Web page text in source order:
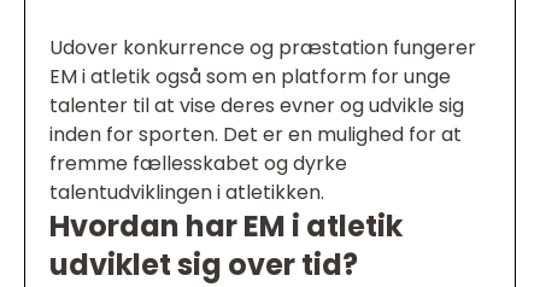
Udover konkurrence og præstation fungerer
EM i atletik også som en platform for unge
talenter til at vise deres evner og udvikle sig
inden for sporten. Det er en mulighed for at
fremme fællesskabet og dyrke
talentudviklingen i atletikken.
Hvordan har EM i atletik
udviklet sig over tid?